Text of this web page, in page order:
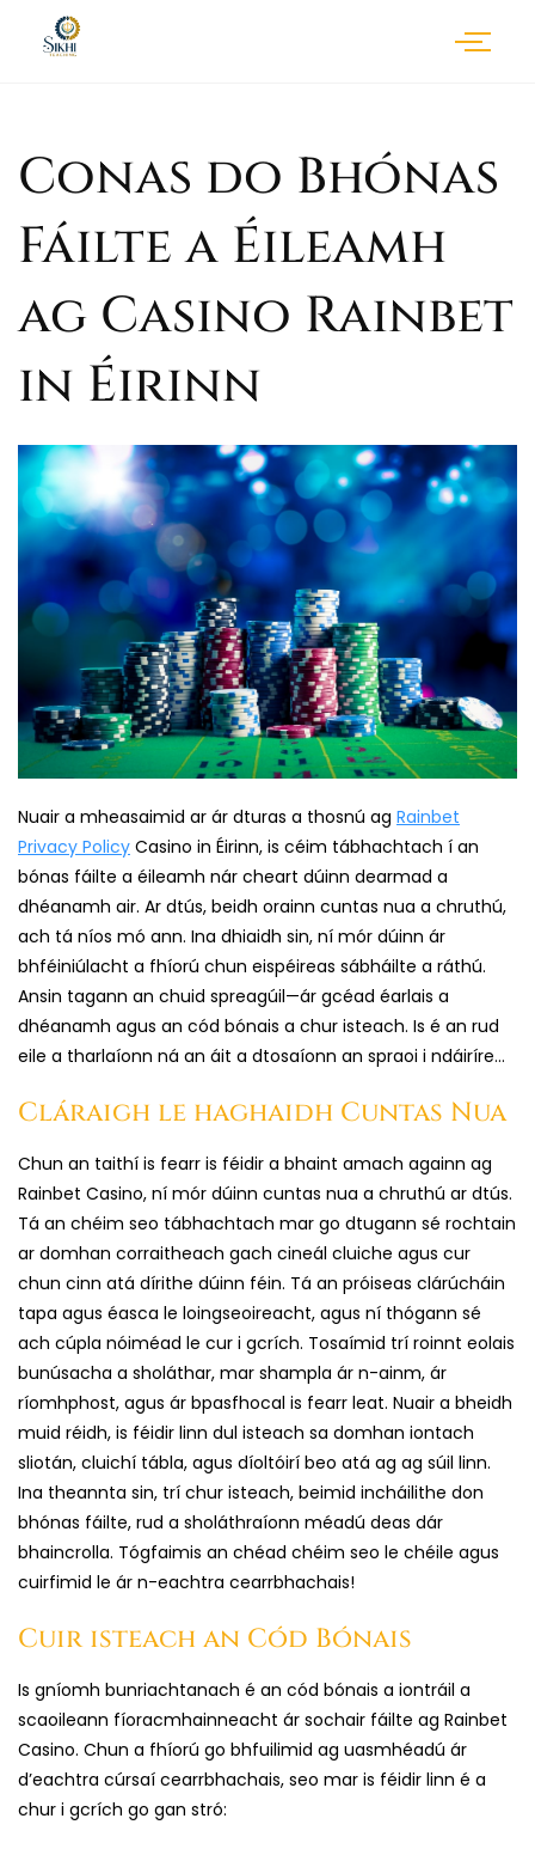
Conas do Bhónas
Fáilte a Éileamh
ag Casino Rainbet
in Éirinn
Nuair a mheasaimid ar ár dturas a thosnú ag Rainbet
Privacy Policy Casino in Éirinn, is céim tábhachtach í an
bónas fáilte a éileamh nár cheart dúinn dearmad a
dhéanamh air. Ar dtús, beidh orainn cuntas nua a chruthú,
ach tá níos mó ann. Ina dhiaidh sin, ní mór dúinn ár
bhféiniúlacht a fhíorú chun eispéireas sábháilte a ráthú.
Ansin tagann an chuid spreagúil—ár gcéad éarlais a
dhéanamh agus an cód bónais a chur isteach. Is é an rud
eile a tharlaíonn ná an áit a dtosaíonn an spraoi i ndáiríre…
Cláraigh le haghaidh Cuntas Nua
Chun an taithí is fearr is féidir a bhaint amach againn ag
Rainbet Casino, ní mór dúinn cuntas nua a chruthú ar dtús.
Tá an chéim seo tábhachtach mar go dtugann sé rochtain
ar domhan corraitheach gach cineál cluiche agus cur
chun cinn atá dírithe dúinn féin. Tá an próiseas clárúcháin
tapa agus éasca le loingseoireacht, agus ní thógann sé
ach cúpla nóiméad le cur i gcrích. Tosaímid trí roinnt eolais
bunúsacha a sholáthar, mar shampla ár n-ainm, ár
ríomhphost, agus ár bpasfhocal is fearr leat. Nuair a bheidh
muid réidh, is féidir linn dul isteach sa domhan iontach
sliotán, cluichí tábla, agus díoltóirí beo atá ag ag súil linn.
Ina theannta sin, trí chur isteach, beimid incháilithe don
bhónas fáilte, rud a sholáthraíonn méadú deas dár
bhaincrolla. Tógfaimis an chéad chéim seo le chéile agus
cuirfimid le ár n-eachtra cearrbhachais!
Cuir isteach an Cód Bónais
Is gníomh bunriachtanach é an cód bónais a iontráil a
scaoileann fíoracmhainneacht ár sochair fáilte ag Rainbet
Casino. Chun a fhíorú go bhfuilimid ag uasmhéadú ár
d’eachtra cúrsaí cearrbhachais, seo mar is féidir linn é a
chur i gcrích go gan stró: